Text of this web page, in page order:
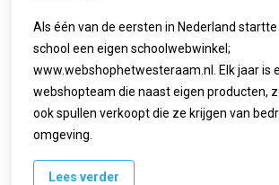
Als één van de eersten in Nederland startte
school een eigen schoolwebwinkel;
www.webshophetwesteraam.nl. Elk jaar is
webshopteam die naast eigen producten,
ook spullen verkoopt die ze krijgen van
omgeving.
Lees verder